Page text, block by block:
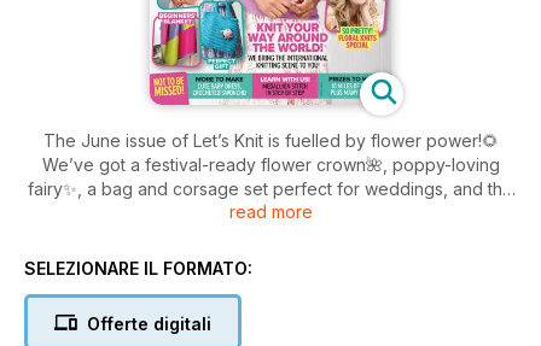
The June issue of Let’s Knit is fuelled by flower power!🌻
We’ve got a festival-ready flower crown🌺, poppy-loving
fairy✨, a bag and corsage set perfect for weddings, and the
sweetest little girl’s flower dress!🌼 Plus...
Get set for a weekend away with our wash and make-up bag
Update your summer wardrobe with our flower bud lace top
read more
SELEZIONARE IL FORMATO:
Offerte digitali